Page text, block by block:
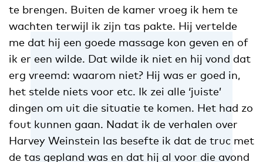
te brengen. Buiten de kamer vroeg ik hem te
wachten terwijl ik zijn tas pakte. Hij vertelde
me dat hij een goede massage kon geven en of
ik er een wilde. Dat wilde ik niet en hij vond dat
erg vreemd: waarom niet? Hij was er goed in,
het stelde niets voor etc. Ik zei alle ‘juiste’
dingen om uit die situatie te komen. Het had zo
fout kunnen gaan. Nadat ik de verhalen over
Harvey Weinstein las besefte ik dat de truc met
de tas gepland was en dat hij al voor die avond